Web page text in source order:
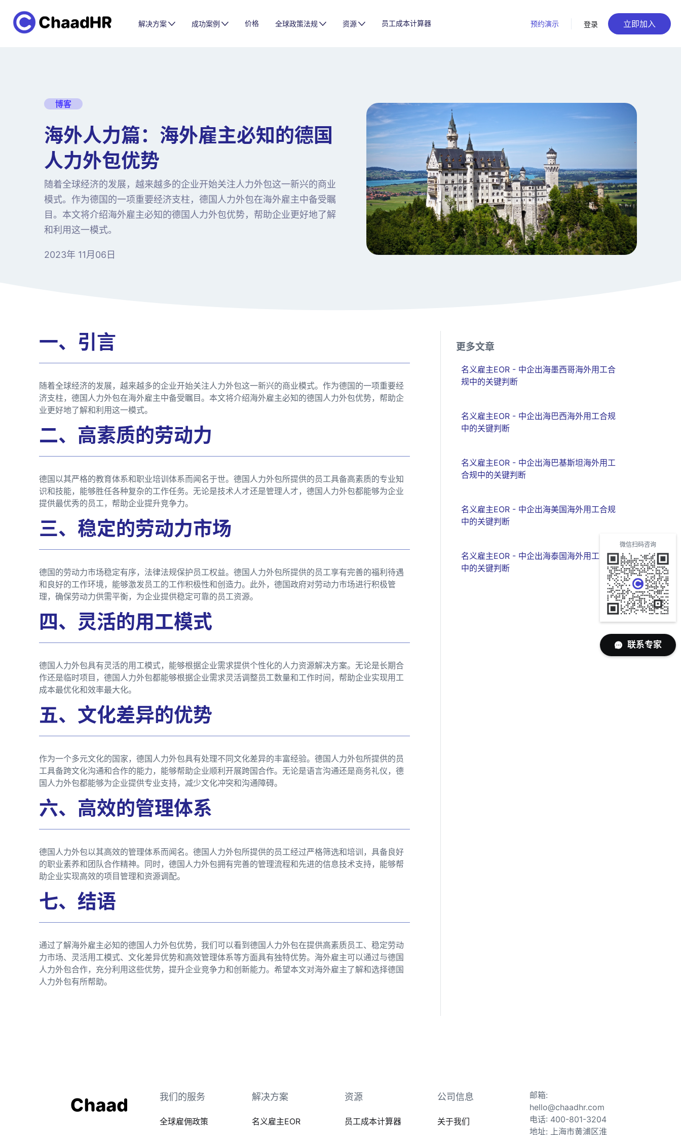
解决方案 成功案例 价格 全球政策法规 资源 员工成本计算器 预约演示 登录 立即加入
博客
海外人力篇：海外雇主必知的德国
人力外包优势
随着全球经济的发展，越来越多的企业开始关注人力外包这一新兴的商业
模式。作为德国的一项重要经济支柱，德国人力外包在海外雇主中备受瞩
目。本文将介绍海外雇主必知的德国人力外包优势，帮助企业更好地了解
和利用这一模式。
2023年 11月06日
一、引言
随着全球经济的发展，越来越多的企业开始关注人力外包这一新兴的商业模式。作为德国的一项重要经
济支柱，德国人力外包在海外雇主中备受瞩目。本文将介绍海外雇主必知的德国人力外包优势，帮助企
业更好地了解和利用这一模式。
二、高素质的劳动力
德国以其严格的教育体系和职业培训体系而闻名于世。德国人力外包所提供的员工具备高素质的专业知
识和技能，能够胜任各种复杂的工作任务。无论是技术人才还是管理人才，德国人力外包都能够为企业
提供最优秀的员工，帮助企业提升竞争力。
三、稳定的劳动力市场
德国的劳动力市场稳定有序，法律法规保护员工权益。德国人力外包所提供的员工享有完善的福利待遇
和良好的工作环境，能够激发员工的工作积极性和创造力。此外，德国政府对劳动力市场进行积极管
理，确保劳动力供需平衡，为企业提供稳定可靠的员工资源。
四、灵活的用工模式
德国人力外包具有灵活的用工模式，能够根据企业需求提供个性化的人力资源解决方案。无论是长期合
作还是临时项目，德国人力外包都能够根据企业需求灵活调整员工数量和工作时间，帮助企业实现用工
成本最优化和效率最大化。
五、文化差异的优势
作为一个多元文化的国家，德国人力外包具有处理不同文化差异的丰富经验。德国人力外包所提供的员
工具备跨文化沟通和合作的能力，能够帮助企业顺利开展跨国合作。无论是语言沟通还是商务礼仪，德
国人力外包都能够为企业提供专业支持，减少文化冲突和沟通障碍。
六、高效的管理体系
德国人力外包以其高效的管理体系而闻名。德国人力外包所提供的员工经过严格筛选和培训，具备良好
的职业素养和团队合作精神。同时，德国人力外包拥有完善的管理流程和先进的信息技术支持，能够帮
助企业实现高效的项目管理和资源调配。
七、结语
通过了解海外雇主必知的德国人力外包优势，我们可以看到德国人力外包在提供高素质员工、稳定劳动
力市场、灵活用工模式、文化差异优势和高效管理体系等方面具有独特优势。海外雇主可以通过与德国
人力外包合作，充分利用这些优势，提升企业竞争力和创新能力。希望本文对海外雇主了解和选择德国
人力外包有所帮助。
更多文章
名义雇主EOR - 中企出海墨西哥海外用工合
规中的关键判断
名义雇主EOR - 中企出海巴西海外用工合规
中的关键判断
名义雇主EOR - 中企出海巴基斯坦海外用工
合规中的关键判断
名义雇主EOR - 中企出海美国海外用工合规
中的关键判断
名义雇主EOR - 中企出海泰国海外用工合规
中的关键判断
我们的服务
全球雇佣政策
解决方案
名义雇主EOR
资源
员工成本计算器
公司信息
关于我们
邮箱:
hello@chaadhr.com
电话: 400-801-3204
地址: 上海市黄浦区淮
微信扫码咨询
联系专家